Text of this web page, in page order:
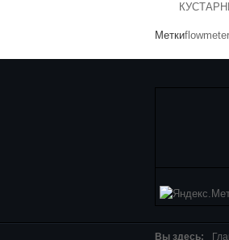
Меткиflowmeter
Вы здесь: